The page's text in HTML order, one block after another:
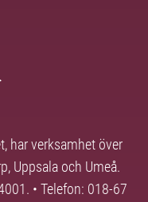
har verksamhet över
Uppsala och Umeå.
• Telefon: 018-67